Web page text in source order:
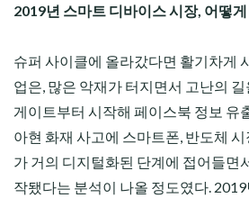
2019년 스마트 디바이스 시장, 어떻
슈퍼 사이클에 올라갔다면 활기차게
업은, 많은 악재가 터지면서 고난의
게이트부터 시작해 페이스북 정보 유
아현 화재 사고에 스마트폰, 반도체
가 거의 디지털화된 단계에 접어들면
작됐다는 분석이 나올 정도였다.